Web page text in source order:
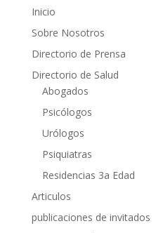
Inicio
Sobre Nosotros
Directorio de Prensa
Directorio de Salud
Abogados
Psicólogos
Urólogos
Psiquiatras
Residencias 3a Edad
Articulos
publicaciones de invitados